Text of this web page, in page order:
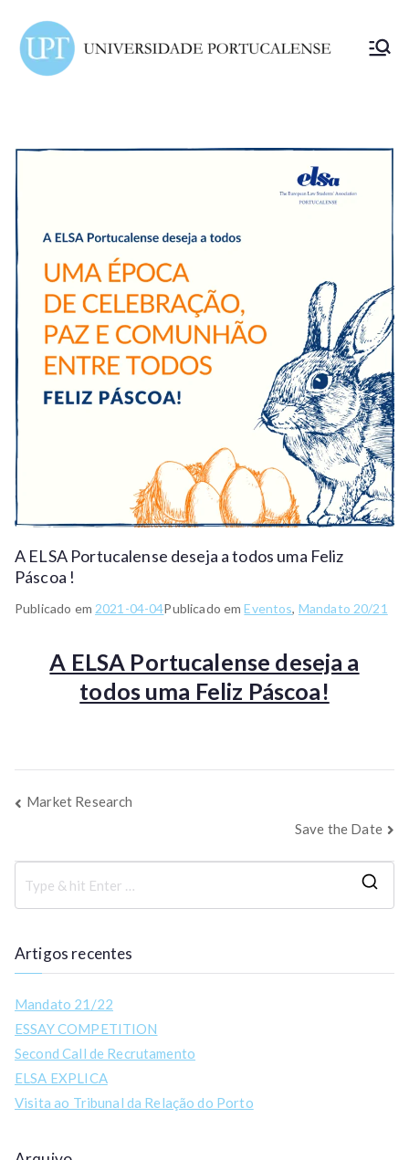
ELSA
A ELSA Portucalense deseja a todos uma Feliz
Páscoa !
Publicado em 2021-04-04Publicado emEventos, Mandato 20/21
A ELSA Portucalense deseja a
todos uma Feliz Páscoa!
Market Research
Save the Date
Artigos recentes
Mandato 21/22
ESSAY COMPETITION
Second Call de Recrutamento
ELSA EXPLICA
Visita ao Tribunal da Relação do Porto